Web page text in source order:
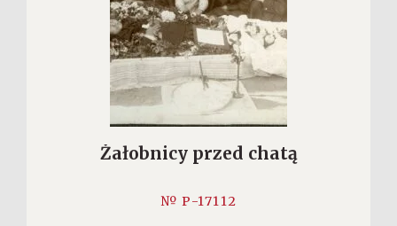
Żałobnicy przed chatą
№ P-17112